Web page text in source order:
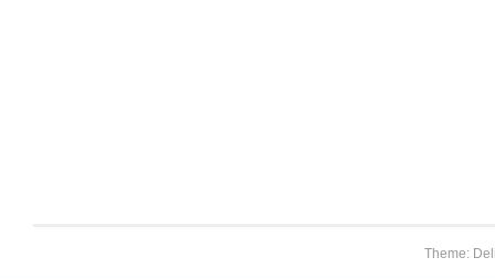
Theme: